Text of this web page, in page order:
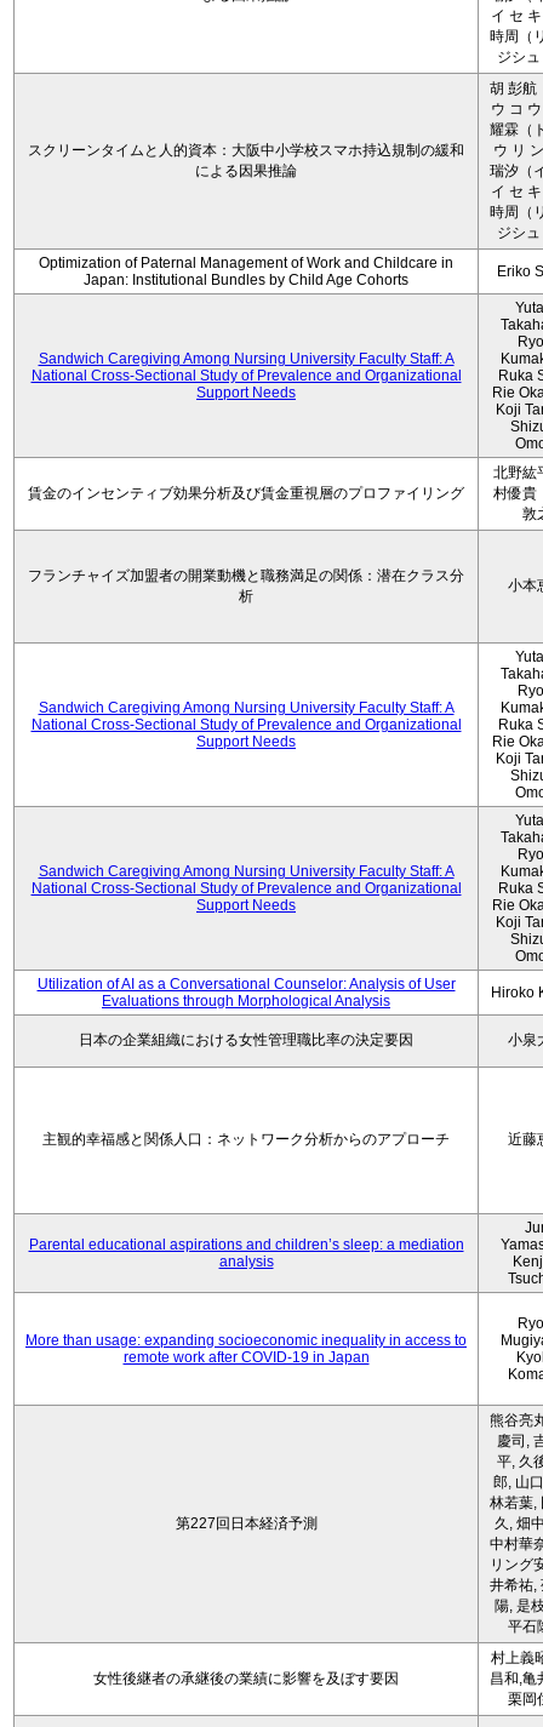
イ セ
時周（
ジシ
スクリーンタイムと人的資本：大阪中小学校スマホ持込規制の緩和
による因果推論
胡 彭航
ウ コ
耀霖（
ウ リ
瑞汐（
イ セ
時周（
ジシ
Optimization of Paternal Management of Work and Childcare in
Japan: Institutional Bundles by Child Age Cohorts
Eriko
Sandwich Caregiving Among Nursing University Faculty Staff: A
National Cross-Sectional Study of Prevalence and Organizational
Support Needs
Ruka
Rie
Koji
賃金のインセンティブ効果分析及び賃金重視層のプロファイリング
北野紘
村優貴
敦
フランチャイズ加盟者の開業動機と職務満足の関係：潜在クラス分
析
小本
Sandwich Caregiving Among Nursing University Faculty Staff: A
National Cross-Sectional Study of Prevalence and Organizational
Support Needs
Ruka
Rie
Koji
Sandwich Caregiving Among Nursing University Faculty Staff: A
National Cross-Sectional Study of Prevalence and Organizational
Support Needs
Ruka
Rie
Koji
Utilization of AI as a Conversational Counselor: Analysis of User
Evaluations through Morphological Analysis
Hiroko
日本の企業組織における女性管理職比率の決定要因 小泉
主観的幸福感と関係人口：ネットワーク分析からのアプローチ 近藤
Parental educational aspirations and children’s sleep: a mediation
analysis
More than usage: expanding socioeconomic inequality in access to
remote work after COVID-19 in Japan
第227回日本経済予測
熊谷亮
慶司,
平, 久
郎, 山
林若葉,
久, 畑
中村華
リング
井希祐,
陽, 是
平石
女性後継者の承継後の業績に影響を及ぼす要因
村上義
昌和,亀
栗岡